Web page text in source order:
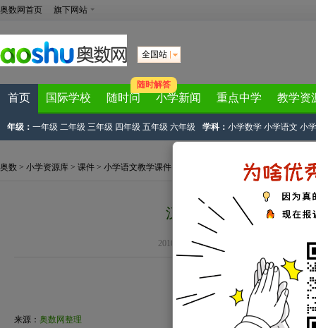
奥数网首页 旗下网站
全国站
首页 国际学校 随时问
随时解答
小学新闻 重点中学 教学资
年级： 一年级 二年级 三年级 四年级 五年级 六年级 学科： 小学数学 小学语文 小
奥数 > 小学资源库 > 课件 > 小学语文教学课件 一年级语文上册课件> 正文
汉语拼音字母表及读法
2010-10-12 15:14:10 标签
来源： 奥数网整理